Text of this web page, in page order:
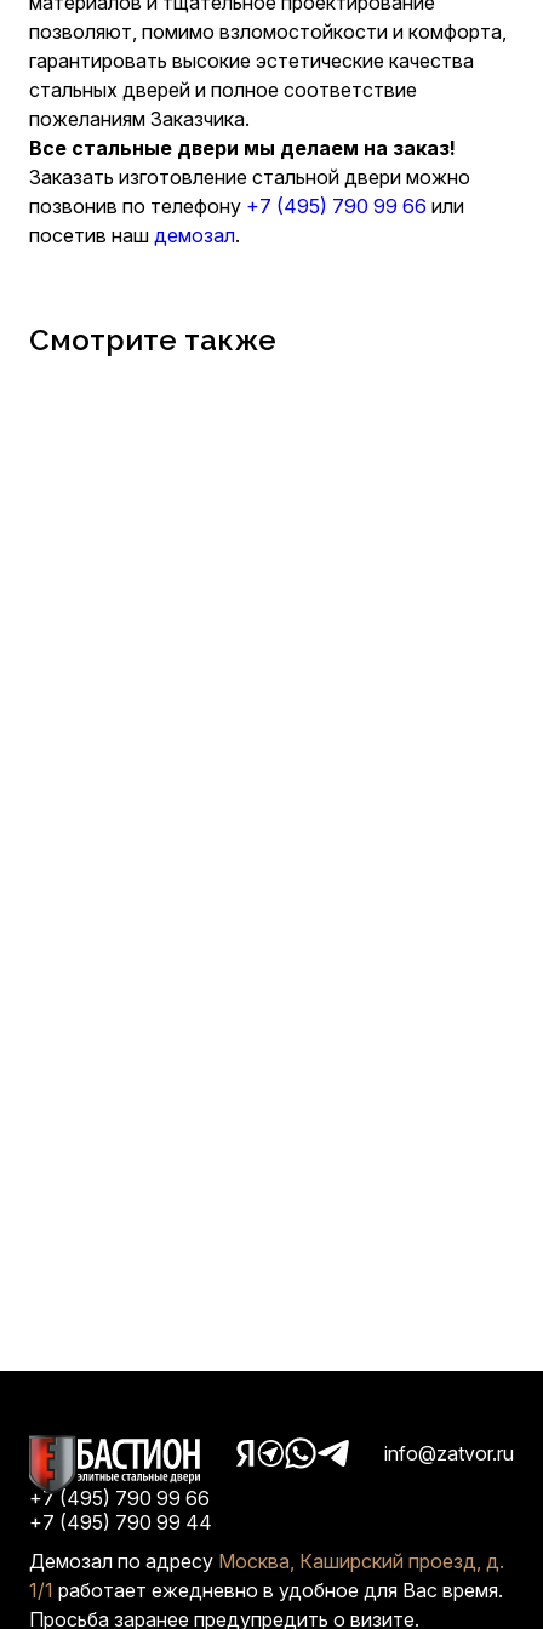
позволяют, помимо взломостойкости и комфорта,
гарантировать высокие эстетические качества
стальных дверей и полное соответствие
пожеланиям Заказчика.
Все стальные двери мы делаем на заказ!
Заказать изготовление стальной двери можно
позвонив по телефону +7 (495) 790 99 66 или
посетив наш демозал.
Смотрите также
info@zatvor.ru
+7 (495) 790 99 66
+7 (495) 790 99 44
Демозал по адресу Москва, Каширский проезд, д.
1/1 работает ежедневно в удобное для Вас время.
Просьба заранее предупредить о визите.